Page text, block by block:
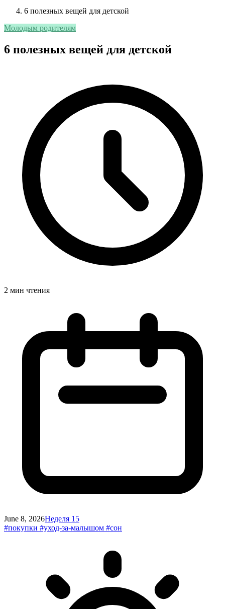
6 полезных вещей для детской
Молодым родителям
6 полезных вещей для детской
2 мин чтения
June 8, 2026Неделя 15
#покупки #уход-за-малышом #сон